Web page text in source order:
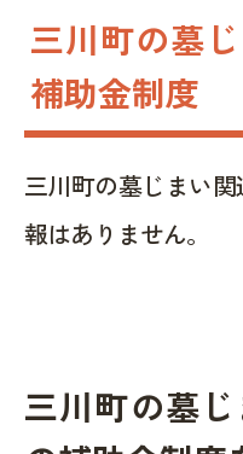
三川町の墓
補助金制度
三川町の墓じまい
報はありません。
三川町の墓じ